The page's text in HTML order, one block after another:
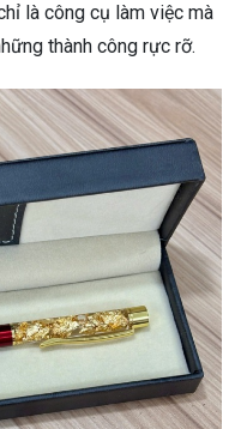
là công cụ làm việc mà
thành công rực rỡ.